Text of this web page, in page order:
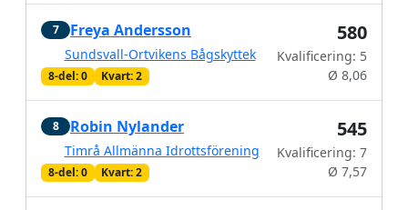
7 Freya Andersson
Sundsvall-Ortvikens Bågskyttek
8-del: 0 Kvart: 2
580
Kvalificering: 5
Ø 8,06
8 Robin Nylander
Timrå Allmänna Idrottsförening
8-del: 0 Kvart: 2
545
Kvalificering: 7
Ø 7,57